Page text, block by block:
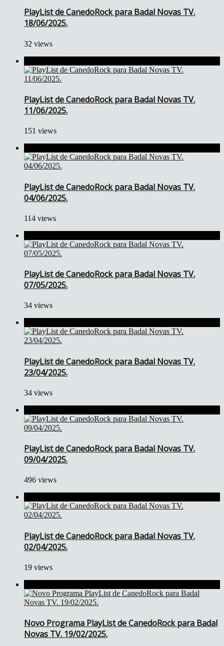
PlayList de CanedoRock para Badal Novas TV.
18/06/2025.
32 views
PlayList de CanedoRock para Badal Novas TV.
11/06/2025.
151 views
PlayList de CanedoRock para Badal Novas TV.
04/06/2025.
114 views
PlayList de CanedoRock para Badal Novas TV.
07/05/2025.
34 views
PlayList de CanedoRock para Badal Novas TV.
23/04/2025.
34 views
PlayList de CanedoRock para Badal Novas TV.
09/04/2025.
496 views
PlayList de CanedoRock para Badal Novas TV.
02/04/2025.
19 views
Novo Programa PlayList de CanedoRock para Badal
Novas TV. 19/02/2025.